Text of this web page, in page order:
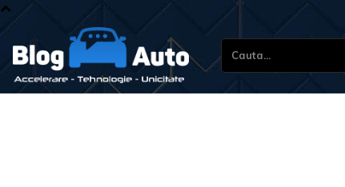
Cauta...